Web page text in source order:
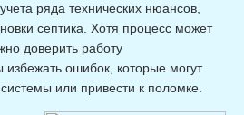
ряда технических нюансов,
септика. Хотя процесс может
доверить работу
ошибок, которые могут
или привести к поломке.